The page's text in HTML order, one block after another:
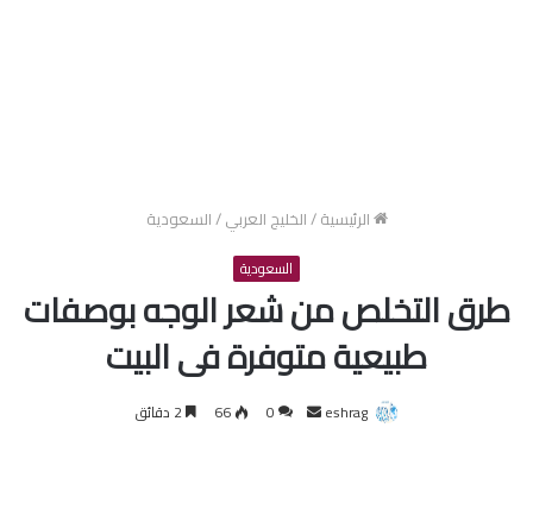
الرئيسية/الخليج العربي/السعودية
السعودية
طرق التخلص من شعر الوجه بوصفات
طبيعية متوفرة فى البيت
eshrag
أرسل 0
66 2 دقائق